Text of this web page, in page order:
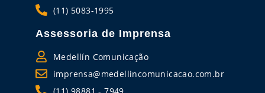
(11) 5083-1995
Assessoria de Imprensa
Medellín Comunicação
imprensa@medellincomunicacao.com.br